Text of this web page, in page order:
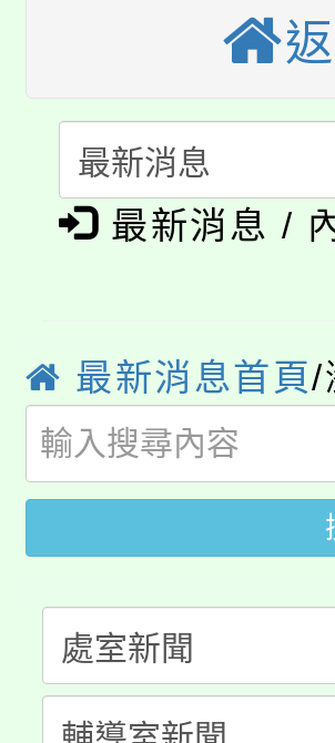
半價優惠，
者。
份教師增能研
大溪自造教
份教師研習
淨零綠生活教
會
115年食農教
程
「本色祭」8/
局官網。
8月14至27日
開!
115年桃園市
田徑場及游泳
桃園市低收入
視費優惠，中
半價優惠，詳
者。
大園自造教
份教師增能研
大溪自造教育
份教師研習
淨零綠生活教
會
115年食農教
最新消息 /
最新消息首頁/